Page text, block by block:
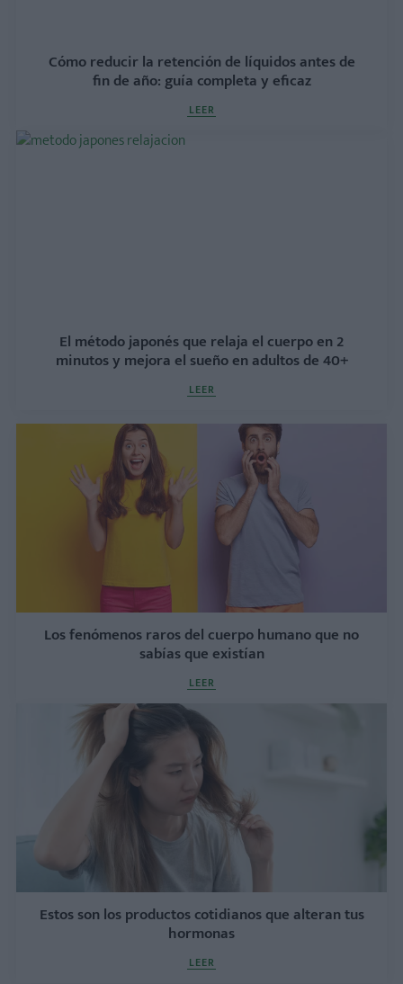
Cómo reducir la retención de líquidos antes de
fin de año: guía completa y eficaz
LEER
El método japonés que relaja el cuerpo en 2
minutos y mejora el sueño en adultos de 40+
LEER
Los fenómenos raros del cuerpo humano que no
sabías que existían
LEER
Estos son los productos cotidianos que alteran tus
hormonas
LEER